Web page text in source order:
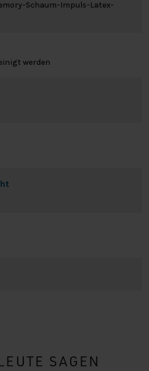
Schaum-Impuls-Latex-
werden
SAGEN